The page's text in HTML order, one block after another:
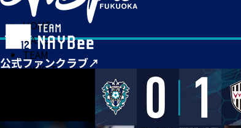
HOME
MATCH
TEAM
TICKET